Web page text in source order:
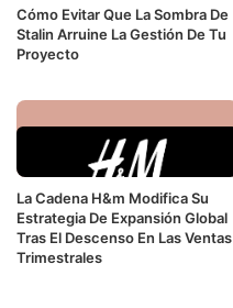
Cómo Evitar Que La Sombra De
Stalin Arruine La Gestión De Tu
Proyecto
La Cadena H&m Modifica Su
Estrategia De Expansión Global
Tras El Descenso En Las Ventas
Trimestrales